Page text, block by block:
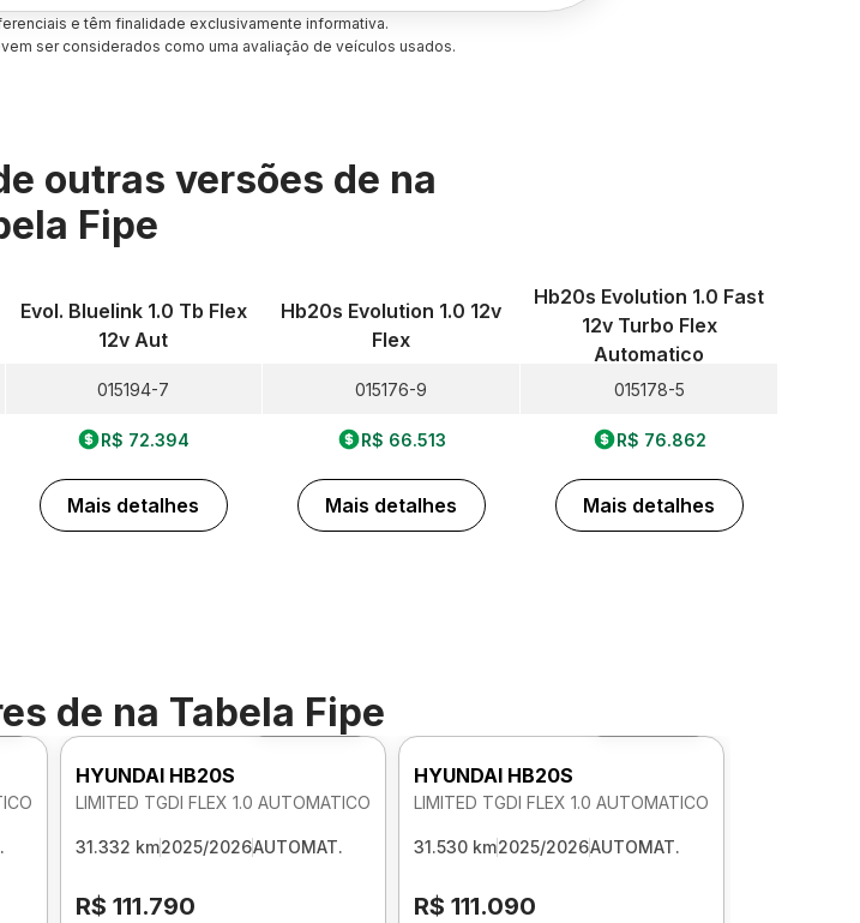
e têm finalidade exclusivamente informativa.
ser considerados como uma avaliação de veículos usados.
outras versões de na
Fipe
Evol. Bluelink 1.0 Tb Flex
12v Aut
015194-7
R$ 72.394
Mais detalhes
Hb20s Evolution 1.0 12v
Flex
015176-9
R$ 66.513
Mais detalhes
Hb20s Evolution 1.0 Fast
12v Turbo Flex
Automatico
015178-5
R$ 76.862
Mais detalhes
de na Tabela Fipe
Foto 360º
HYUNDAI HB20S
LIMITED TGDI FLEX 1.0 AUTOMATICO
31.332 km2025/2026AUTOMAT.
R$ 111.790
HYUNDAI HB20S
LIMITED TGDI FLEX 1.0 AUTOMATICO
31.530 km2025/2026AUTOMAT.
R$ 111.090